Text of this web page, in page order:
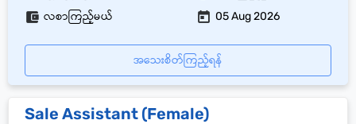
လစာကြည့်မယ် 05 Aug 2026
အသေးစိတ်ကြည့်ရန်
Sale Assistant (Female)